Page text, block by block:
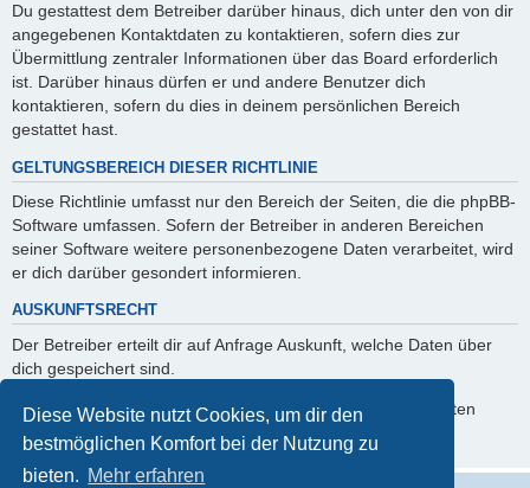
Diese Website nutzt Cookies, um dir den
bestmöglichen Komfort bei der Nutzung zu
bieten. Mehr erfahren
Du gestattest dem Betreiber darüber hinaus, dich unter den von dir
angegebenen Kontaktdaten zu kontaktieren, sofern dies zur
Übermittlung zentraler Informationen über das Board erforderlich
ist. Darüber hinaus dürfen er und andere Benutzer dich
kontaktieren, sofern du dies in deinem persönlichen Bereich
gestattet hast.
GELTUNGSBEREICH DIESER RICHTLINIE
Diese Richtlinie umfasst nur den Bereich der Seiten, die die phpBB-
Software umfassen. Sofern der Betreiber in anderen Bereichen
seiner Software weitere personenbezogene Daten verarbeitet, wird
er dich darüber gesondert informieren.
AUSKUNFTSRECHT
Der Betreiber erteilt dir auf Anfrage Auskunft, welche Daten über
dich gespeichert sind.
Du kannst jederzeit die Löschung bzw. Sperrung deiner Daten
verlangen. Kontaktiere hierzu bitte den Betreiber.